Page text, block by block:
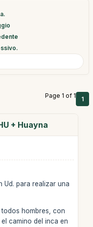
Page 1 of 1 1
+ Huayna
Ud. para realizar una
hombres, con
camino del inca en